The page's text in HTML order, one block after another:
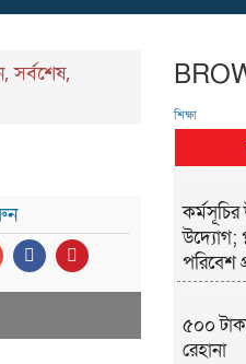
,সর্বশেষ,
শিক্ষা
কর্মসূচির
উদ্যোগ;
পরিবেশ
৫০০
রেহানা